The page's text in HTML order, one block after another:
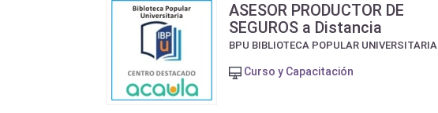
ASESOR PRODUCTOR DE
SEGUROS a Distancia
BPU BIBLIOTECA POPULAR UNIVERSITARIA
Curso y Capacitación